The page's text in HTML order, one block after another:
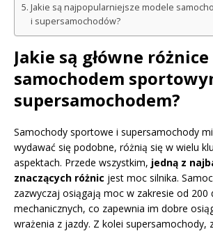
Jakie są najpopularniejsze modele
i supersamochodów?
Jakie są główne
samochodem
supersamochodem?
Samochody sportowe i supersamochody
wydawać się podobne, różnią się w wielu
aspektach. Przede wszystkim, jedną z
znaczących różnic jest moc silnika.
zazwyczaj osiągają moc w zakresie od 200
mechanicznych, co zapewnia im dobre
wrażenia z jazdy. Z kolei supersamochody,